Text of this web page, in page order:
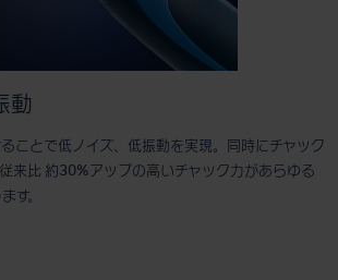
動
ことで低ノイズ、低振動を実現。同時にチャック
来比 約30%アップの高いチャック力があらゆる
す。